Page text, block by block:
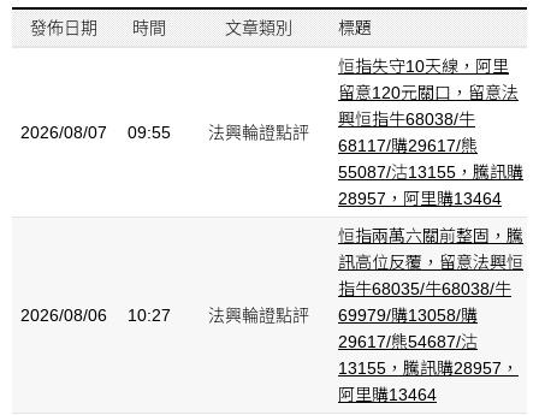
發佈日期 時間 文章類別 標題
2026/08/07 09:55 法興輪證點評
恒指失守10天線，阿里
留意120元關口，留意法
興恒指牛68038/牛
68117/購29617/熊
55087/沽13155，騰訊購
28957，阿里購13464
2026/08/06 10:27 法興輪證點評
恒指兩萬六關前整固，騰
訊高位反覆，留意法興恒
指牛68035/牛68038/牛
69979/購13058/購
29617/熊54687/沽
13155，騰訊購28957，
阿里購13464